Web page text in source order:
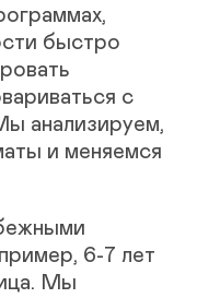
быстро
с
анализируем,
и меняемся
6-7 лет
Мы